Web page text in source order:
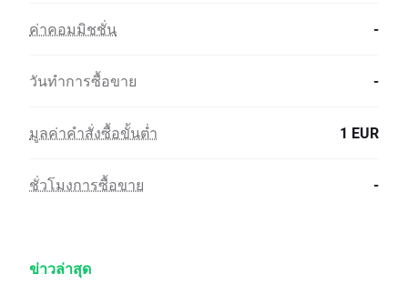
ค่าคอมมิชชั่น -
วันทำการซื้อขาย -
มูลค่าคำสั่งซื้อขั้นต่ำ 1 EUR
ชั่วโมงการซื้อขาย -
ข่าวล่าสุด